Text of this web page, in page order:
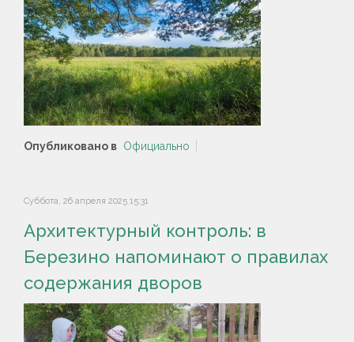
Опубликовано в Официально
Суббота, 26 апреля 2025 15:31
Архитектурный контроль: в
Березино напоминают о правилах
содержания дворов